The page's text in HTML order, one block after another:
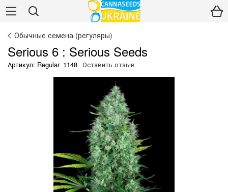
Обычные семена (регуляры)
Serious 6 : Serious Seeds
Артикул: Regular_1148 Оставить отзыв